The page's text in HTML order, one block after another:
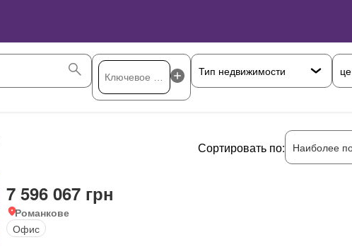
Сортировать по: Наиболее
7 596 067 грн
Романкове
Офис